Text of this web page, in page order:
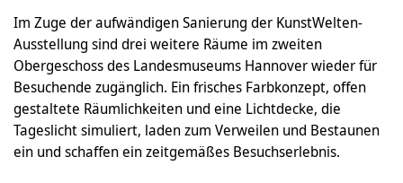
Im Zuge der aufwändigen Sanierung der KunstWelten-
Ausstellung sind drei weitere Räume im zweiten
Obergeschoss des Landesmuseums Hannover wieder für
Besuchende zugänglich. Ein frisches Farbkonzept, offen
gestaltete Räumlichkeiten und eine Lichtdecke, die
Tageslicht simuliert, laden zum Verweilen und Bestaunen
ein und schaffen ein zeitgemäßes Besuchserlebnis.